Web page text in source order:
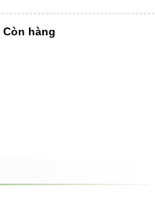
hàng